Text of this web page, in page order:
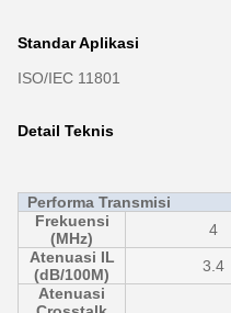
Standar Aplikasi
ISO/IEC 11801
Detail Teknis
Performa Transmisi
Frekuensi
(MHz)
4
Atenuasi IL
(dB/100M)
3.4
Atenuasi